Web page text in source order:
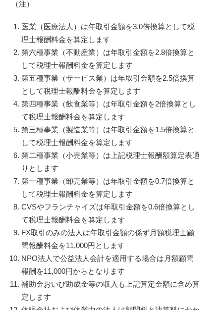
（注）
医業（医療法人）は年取引金額を3.0倍換算として税
理士報酬料金を算定します
第六種事業（不動産業）は年取引金額を2.8倍換算と
して税理士報酬料金を算定します
第五種事業（サービス業）は年取引金額を2.5倍換算
として税理士報酬料金を算定します
第四種事業（飲食業等）は年取引金額を2倍換算とし
て税理士報酬料金を算定します
第三種事業（製造業等）は年取引金額を1.5倍換算と
して税理士報酬料金を算定します
第二種事業（小売業等）は上記税理士報酬額算定表通
りとします
第一種事業（卸売業等）は年取引金額を0.7倍換算と
して税理士報酬料金を算定します
CVSやフランチャイズは年取引金額を0.6倍換算とし
て税理士報酬料金を算定します
FX取引のみの法人は年取引金額の係ず月額税理士顧
問報酬料金を11,000円とします
NPO法人で公益法人会計を適用する場合は月額顧問
報酬を11,000円からとなります
補助金おいび助成金等の収入も上記算定金額に含め算
定します